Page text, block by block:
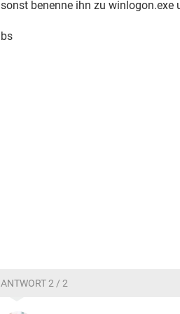
sonst benenne ihn zu winlogon.exe
bs
ANTWORT 2 / 2